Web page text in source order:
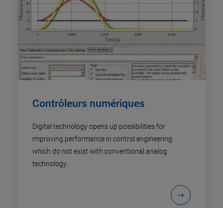
Contrôleurs numériques
Digital technology opens up possibilities for
improving performance in control engineering
which do not exist with conventional analog
technology.